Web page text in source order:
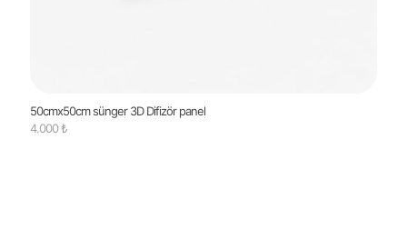
50cmx50cm sünger 3D Difizör panel
4.000₺